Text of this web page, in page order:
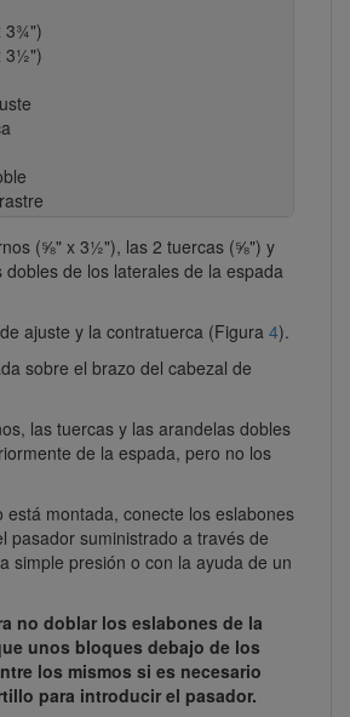
3¾")
3½")
(⅝" x 3½"), las 2 tuercas (⅝") y
dobles de los laterales de la espada
ajuste y la contratuerca (Figura 4).
sobre el brazo del cabezal de
las tuercas y las arandelas dobles
de la espada, pero no los
está montada, conecte los eslabones
pasador suministrado a través de
simple presión o con la ayuda de un
no doblar los eslabones de la
unos bloques debajo de los
los mismos si es necesario
para introducir el pasador.